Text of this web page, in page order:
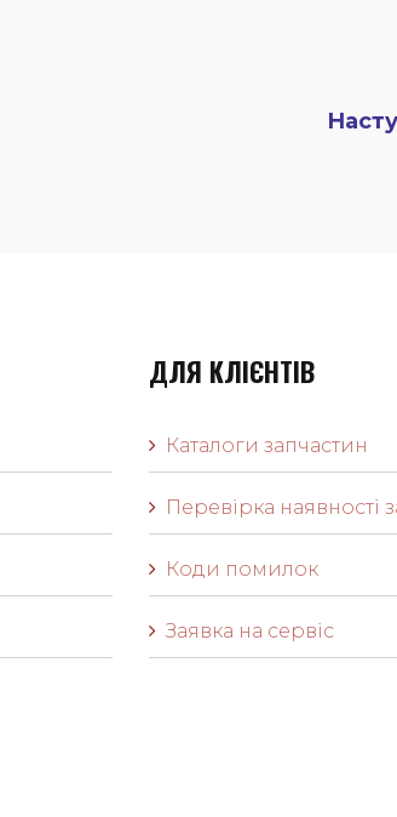
ДЛЯ КЛІЄНТІВ
Каталоги запчастин
Перевірка наявності
Коди помилок
Заявка на сервіс